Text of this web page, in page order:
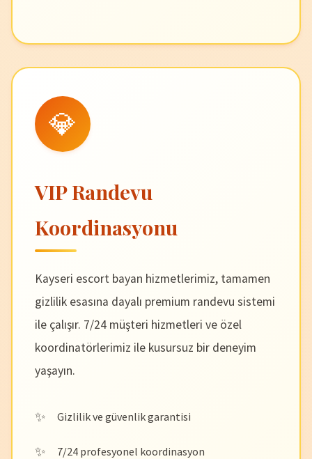
💎
VIP Randevu
Koordinasyonu
Kayseri escort bayan hizmetlerimiz, tamamen
gizlilik esasına dayalı premium randevu sistemi
ile çalışır. 7/24 müşteri hizmetleri ve özel
koordinatörlerimiz ile kusursuz bir deneyim
yaşayın.
Gizlilik ve güvenlik garantisi
7/24 profesyonel koordinasyon